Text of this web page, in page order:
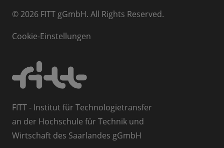
© 2026 FITT gGmbH. All Rights Reserved.
Cookie-Einstellungen
FITT - Institut für Technologietransfer
an der Hochschule für Technik und
Wirtschaft des Saarlandes gGmbH